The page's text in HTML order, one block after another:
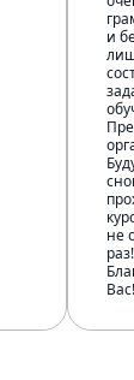
и
не
раз!
Вас!